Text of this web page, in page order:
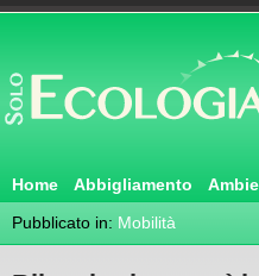
Home Abbigliamento
Pubblicato in: Mobilità